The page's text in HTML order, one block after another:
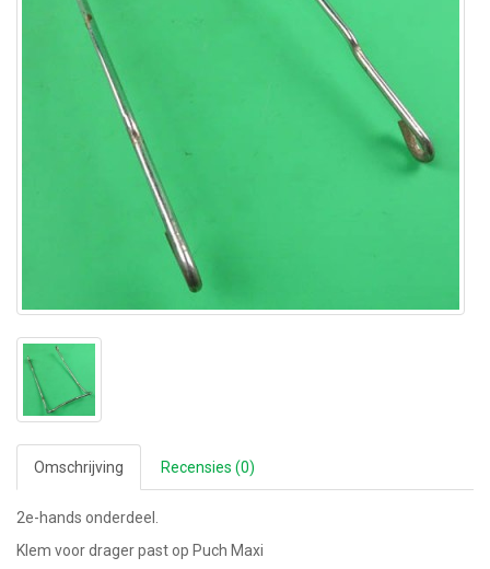
Omschrijving Recensies (0)
2e-hands onderdeel.
Klem voor drager past op Puch Maxi